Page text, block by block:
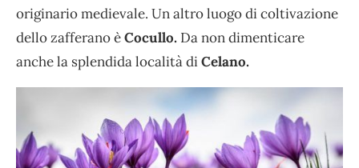
originario medievale. Un altro luogo di coltivazione
dello zafferano èCocullo. Da non dimenticare
anche la splendida località diCelano.